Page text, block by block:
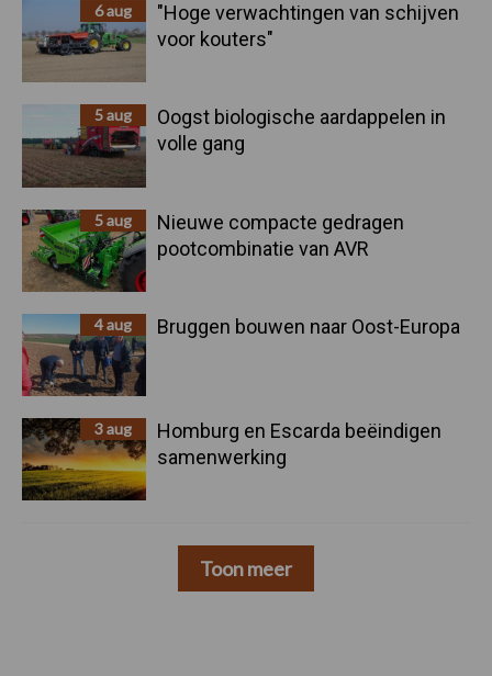
6 aug
"Hoge verwachtingen van schijven
voor kouters"
5 aug
Oogst biologische aardappelen in
volle gang
5 aug
Nieuwe compacte gedragen
pootcombinatie van AVR
4 aug Bruggen bouwen naar Oost-Europa
3 aug
Homburg en Escarda beëindigen
samenwerking
Toon meer